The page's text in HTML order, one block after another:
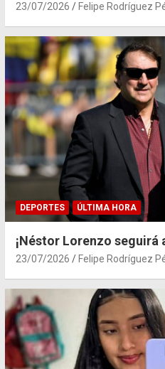
23/07/2026 Felipe Rodríguez
DEPORTES ÚLTIMA HORA
¡Néstor Lorenzo
23/07/2026 Felipe Rodríguez